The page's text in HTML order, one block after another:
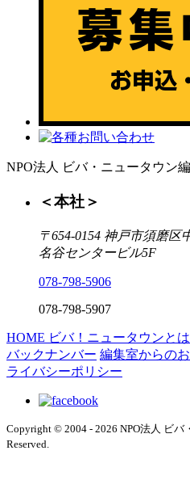
NPO法人 ビバ・ニュータウン
＜本社＞
〒654-0154 神戸市須磨区
名谷センタービル5F
078-798-5906
078-798-5907
HOME ビバ！ニュータウンとは
バックナンバー 編集室からの
ライバシーポリシー
Copyright © 2004 - 2026 NPO法人 ビ
Reserved.